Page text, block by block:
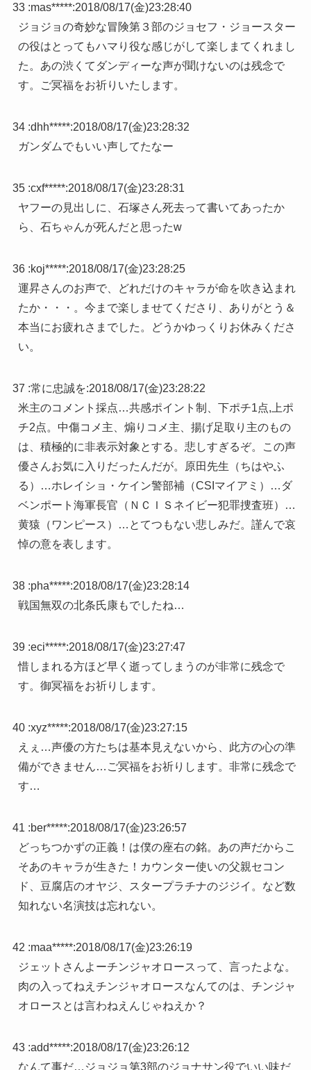
33 :mas*****:2018/08/17(金)23:28:40
ジョジョの奇妙な冒険第３部のジョセフ・ジョースター
の役はとってもハマり役な感じがして楽しまてくれまし
た。あの渋くてダンディーな声が聞けないのは残念で
す。ご冥福をお祈りいたします。
34 :dhh*****:2018/08/17(金)23:28:32
ガンダムでもいい声してたなー
35 :cxf*****:2018/08/17(金)23:28:31
ヤフーの見出しに、石塚さん死去って書いてあったか
ら、石ちゃんが死んだと思ったw
36 :koj*****:2018/08/17(金)23:28:25
運昇さんのお声で、どれだけのキャラが命を吹き込まれ
たか・・・。今まで楽しませてくださり、ありがとう＆
本当にお疲れさまでした。どうかゆっくりお休みくださ
い。
37 :常に忠誠を:2018/08/17(金)23:28:22
米主のコメント採点…共感ポイント制、下ポチ1点,上ポ
チ2点。中傷コメ主、煽りコメ主、揚げ足取り主のもの
は、積極的に非表示対象とする。悲しすぎるぞ。この声
優さんお気に入りだったんだが。原田先生（ちはやふ
る）…ホレイショ・ケイン警部補（CSIマイアミ）…ダ
ベンポート海軍長官（ＮＣＩＳネイビー犯罪捜査班）…
黄猿（ワンピース）…とてつもない悲しみだ。謹んで哀
悼の意を表します。
38 :pha*****:2018/08/17(金)23:28:14
戦国無双の北条氏康もでしたね…
39 :eci*****:2018/08/17(金)23:27:47
惜しまれる方ほど早く逝ってしまうのが非常に残念で
す。御冥福をお祈りします。
40 :xyz*****:2018/08/17(金)23:27:15
えぇ…声優の方たちは基本見えないから、此方の心の準
備ができません…ご冥福をお祈りします。非常に残念で
す…
41 :ber*****:2018/08/17(金)23:26:57
どっちつかずの正義！は僕の座右の銘。あの声だからこ
そあのキャラが生きた！カウンター使いの父親セコン
ド、豆腐店のオヤジ、スタープラチナのジジイ。など数
知れない名演技は忘れない。
42 :maa*****:2018/08/17(金)23:26:19
ジェットさんよーチンジャオロースって、言ったよな。
肉の入ってねえチンジャオロースなんてのは、チンジャ
オロースとは言わねえんじゃねえか？
43 :add*****:2018/08/17(金)23:26:12
なんて事だ…ジョジョ第3部のジョナサン役でいい味だ